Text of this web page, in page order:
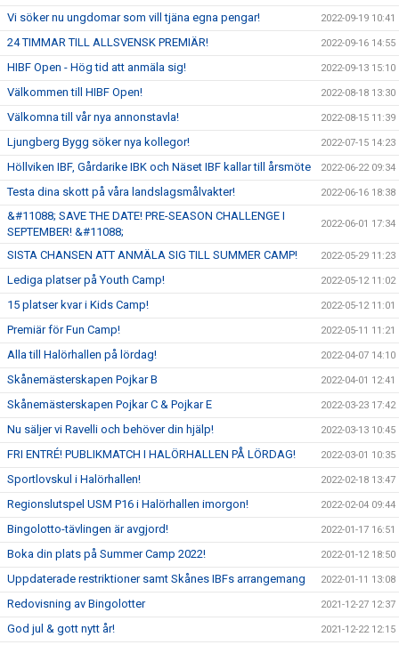
Vi söker nu ungdomar som vill tjäna egna pengar! 2022-09-19 10:41
24 TIMMAR TILL ALLSVENSK PREMIÄR! 2022-09-16 14:55
HIBF Open - Hög tid att anmäla sig! 2022-09-13 15:10
Välkommen till HIBF Open! 2022-08-18 13:30
Välkomna till vår nya annonstavla! 2022-08-15 11:39
Ljungberg Bygg söker nya kollegor! 2022-07-15 14:23
Höllviken IBF, Gårdarike IBK och Näset IBF kallar till årsmöte 2022-06-22 09:34
Testa dina skott på våra landslagsmålvakter! 2022-06-16 18:38
&#11088; SAVE THE DATE! PRE-SEASON CHALLENGE I
SEPTEMBER! &#11088;
2022-06-01 17:34
SISTA CHANSEN ATT ANMÄLA SIG TILL SUMMER CAMP! 2022-05-29 11:23
Lediga platser på Youth Camp! 2022-05-12 11:02
15 platser kvar i Kids Camp! 2022-05-12 11:01
Premiär för Fun Camp! 2022-05-11 11:21
Alla till Halörhallen på lördag! 2022-04-07 14:10
Skånemästerskapen Pojkar B 2022-04-01 12:41
Skånemästerskapen Pojkar C & Pojkar E 2022-03-23 17:42
Nu säljer vi Ravelli och behöver din hjälp! 2022-03-13 10:45
FRI ENTRÉ! PUBLIKMATCH I HALÖRHALLEN PÅ LÖRDAG! 2022-03-01 10:35
Sportlovskul i Halörhallen! 2022-02-18 13:47
Regionslutspel USM P16 i Halörhallen imorgon! 2022-02-04 09:44
Bingolotto-tävlingen är avgjord! 2022-01-17 16:51
Boka din plats på Summer Camp 2022! 2022-01-12 18:50
Uppdaterade restriktioner samt Skånes IBFs arrangemang 2022-01-11 13:08
Redovisning av Bingolotter 2021-12-27 12:37
God jul & gott nytt år! 2021-12-22 12:15